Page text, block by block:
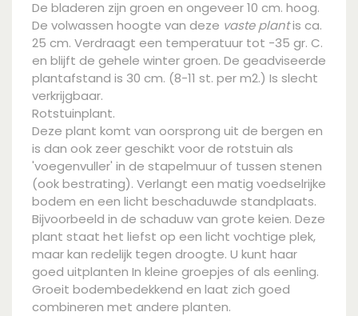
De bladeren zijn groen en ongeveer 10 cm. hoog.
De volwassen hoogte van deze vaste plantis ca.
25 cm. Verdraagt een temperatuur tot -35 gr. C.
en blijft de gehele winter groen. De geadviseerde
plantafstand is 30 cm. (8-11 st. per m2.) Is slecht
verkrijgbaar.
Rotstuinplant.
Deze plant komt van oorsprong uit de bergen en
is dan ook zeer geschikt voor de rotstuin als
'voegenvuller' in de stapelmuur of tussen stenen
(ook bestrating). Verlangt een matig voedselrijke
bodem en een licht beschaduwde standplaats.
Bijvoorbeeld in de schaduw van grote keien. Deze
plant staat het liefst op een licht vochtige plek,
maar kan redelijk tegen droogte. U kunt haar
goed uitplanten In kleine groepjes of als eenling.
Groeit bodembedekkend en laat zich goed
combineren met andere planten.